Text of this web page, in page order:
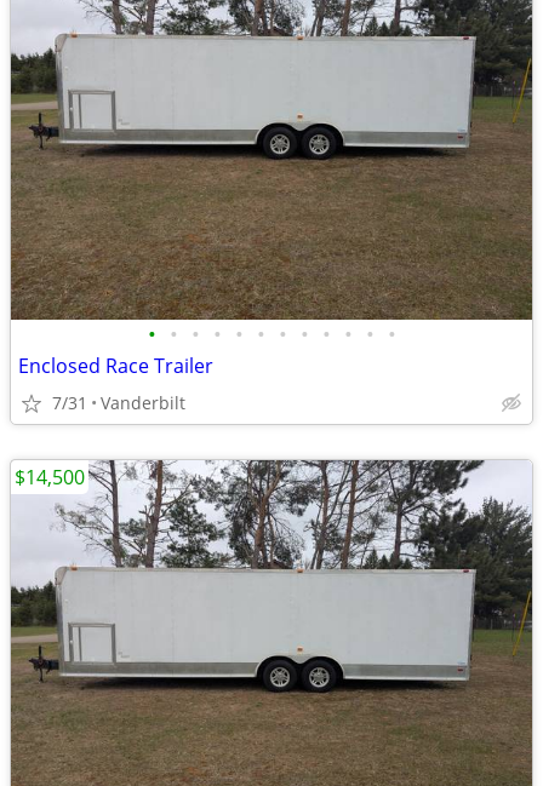
• • • • • • • • • • • •
Enclosed Race Trailer
7/31 Vanderbilt
$14,500